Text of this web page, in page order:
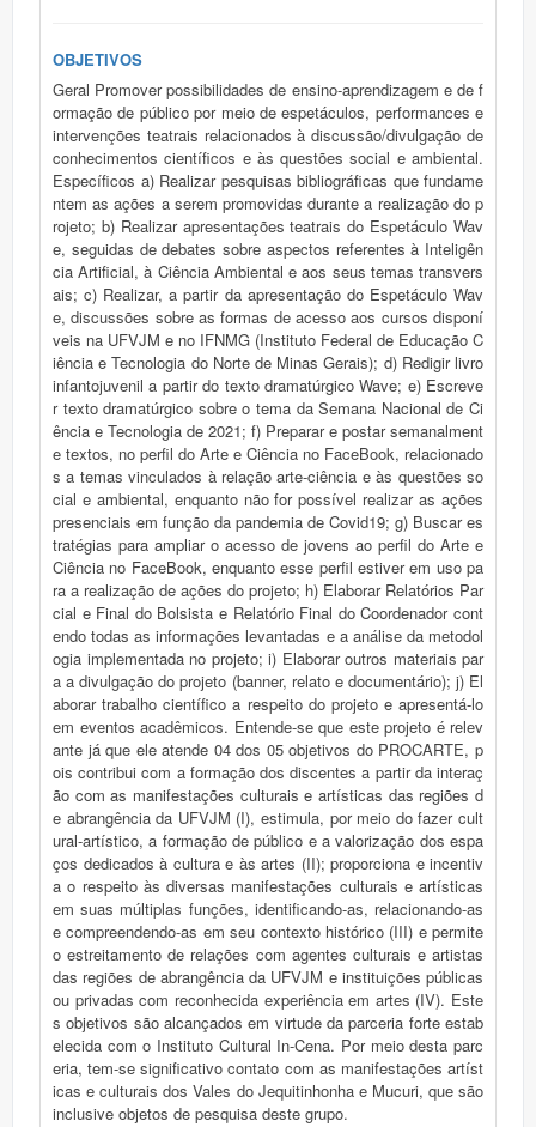
OBJETIVOS
Geral Promover possibilidades de ensino-aprendizagem e de f
ormação de público por meio de espetáculos, performances e
intervenções teatrais relacionados à discussão/divulgação de
conhecimentos científicos e às questões social e ambiental.
Específicos a) Realizar pesquisas bibliográficas que fundame
ntem as ações a serem promovidas durante a realização do p
rojeto; b) Realizar apresentações teatrais do Espetáculo Wav
e, seguidas de debates sobre aspectos referentes à Inteligên
cia Artificial, à Ciência Ambiental e aos seus temas transvers
ais; c) Realizar, a partir da apresentação do Espetáculo Wav
e, discussões sobre as formas de acesso aos cursos disponí
veis na UFVJM e no IFNMG (Instituto Federal de Educação C
iência e Tecnologia do Norte de Minas Gerais); d) Redigir livro
infantojuvenil a partir do texto dramatúrgico Wave; e) Escreve
r texto dramatúrgico sobre o tema da Semana Nacional de Ci
ência e Tecnologia de 2021; f) Preparar e postar semanalment
e textos, no perfil do Arte e Ciência no FaceBook, relacionado
s a temas vinculados à relação arte-ciência e às questões so
cial e ambiental, enquanto não for possível realizar as ações
presenciais em função da pandemia de Covid19; g) Buscar es
tratégias para ampliar o acesso de jovens ao perfil do Arte e
Ciência no FaceBook, enquanto esse perfil estiver em uso pa
ra a realização de ações do projeto; h) Elaborar Relatórios Par
cial e Final do Bolsista e Relatório Final do Coordenador cont
endo todas as informações levantadas e a análise da metodol
ogia implementada no projeto; i) Elaborar outros materiais par
a a divulgação do projeto (banner, relato e documentário); j) El
aborar trabalho científico a respeito do projeto e apresentá-lo
em eventos acadêmicos. Entende-se que este projeto é relev
ante já que ele atende 04 dos 05 objetivos do PROCARTE, p
ois contribui com a formação dos discentes a partir da interaç
ão com as manifestações culturais e artísticas das regiões d
e abrangência da UFVJM (I), estimula, por meio do fazer cult
ural-artístico, a formação de público e a valorização dos espa
ços dedicados à cultura e às artes (II); proporciona e incentiv
a o respeito às diversas manifestações culturais e artísticas
em suas múltiplas funções, identificando-as, relacionando-as
e compreendendo-as em seu contexto histórico (III) e permite
o estreitamento de relações com agentes culturais e artistas
das regiões de abrangência da UFVJM e instituições públicas
ou privadas com reconhecida experiência em artes (IV). Este
s objetivos são alcançados em virtude da parceria forte estab
elecida com o Instituto Cultural In-Cena. Por meio desta parc
eria, tem-se significativo contato com as manifestações artíst
icas e culturais dos Vales do Jequitinhonha e Mucuri, que são
inclusive objetos de pesquisa deste grupo.